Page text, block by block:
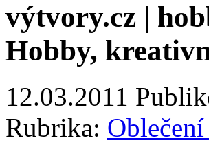
výtvory.cz |
Hobby,
12.03.2011
Rubrika: